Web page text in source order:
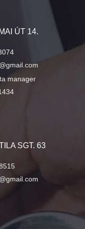
ÚT 14.
manager
SGT. 63